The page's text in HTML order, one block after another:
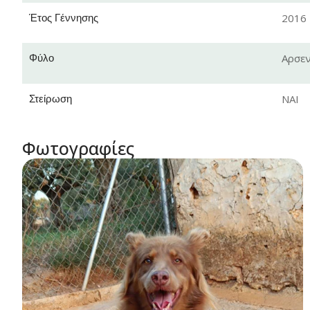
Έτος Γέννησης 2016
Φύλο
Στείρωση ΝΑΙ
Φωτογραφίες